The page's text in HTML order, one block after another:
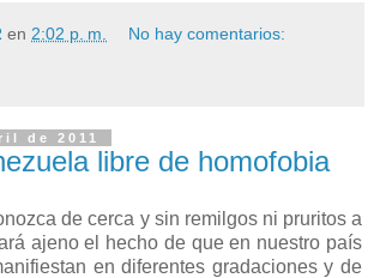
en 2:02 p. m. No hay comentarios:
de 2011
libre de homofobia
de cerca y sin remilgos ni pruritos a
ajeno el hecho de que en nuestro país
en diferentes gradaciones y de